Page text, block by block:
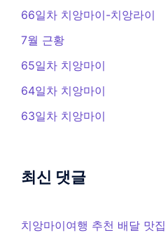
66일차 치앙마이-치앙라이
7월 근황
65일차 치앙마이
64일차 치앙마이
63일차 치앙마이
최신 댓글
치앙마이여행 추천 배달 맛